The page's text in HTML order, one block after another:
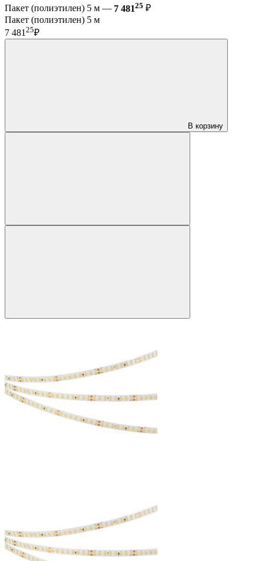
Пакет (полиэтилен) 5 м — 7 48125 ₽
Пакет (полиэтилен) 5 м
7 481 25₽
В корзину